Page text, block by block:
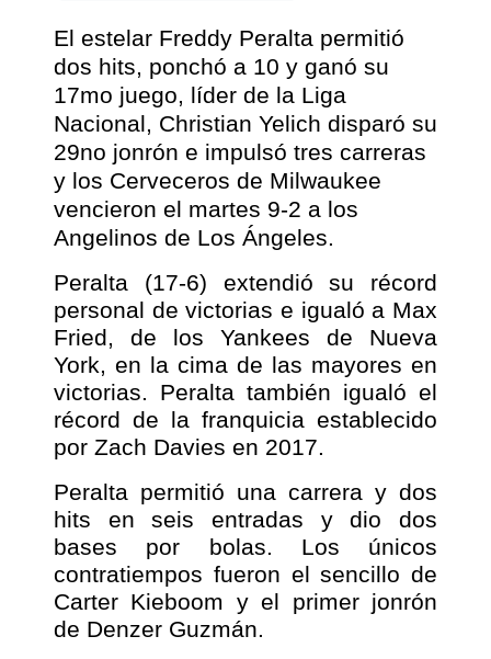
El estelar Freddy Peralta permitió
dos hits, ponchó a 10 y ganó su
17mo juego, líder de la Liga
Nacional, Christian Yelich disparó su
29no jonrón e impulsó tres carreras
y los Cerveceros de Milwaukee
vencieron el martes 9-2 a los
Angelinos de Los Ángeles.
Peralta (17-6) extendió su récord
personal de victorias e igualó a Max
Fried, de los Yankees de Nueva
York, en la cima de las mayores en
victorias. Peralta también igualó el
récord de la franquicia establecido
por Zach Davies en 2017.
Peralta permitió una carrera y dos
hits en seis entradas y dio dos
bases por bolas. Los únicos
contratiempos fueron el sencillo de
Carter Kieboom y el primer jonrón
de Denzer Guzmán.